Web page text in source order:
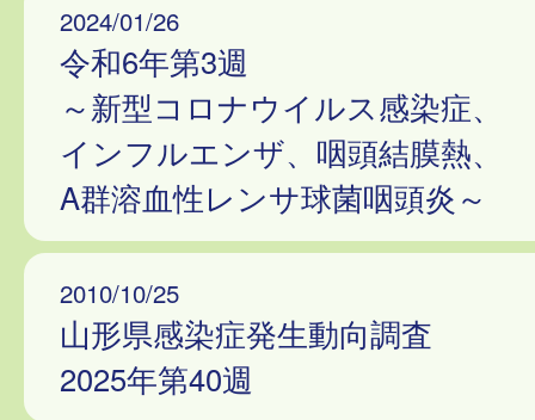
2024/01/26
令和6年第3週
～新型コロナウイルス感染症、
インフルエンザ、咽頭結膜熱、
A群溶血性レンサ球菌咽頭炎～
2010/10/25
山形県感染症発生動向調査
2025年第40週